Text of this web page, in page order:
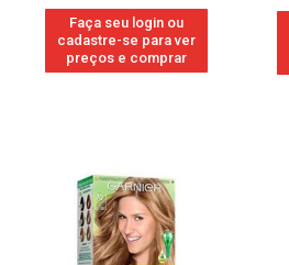
Faça seu login ou
cadastre-se para ver
preços e comprar